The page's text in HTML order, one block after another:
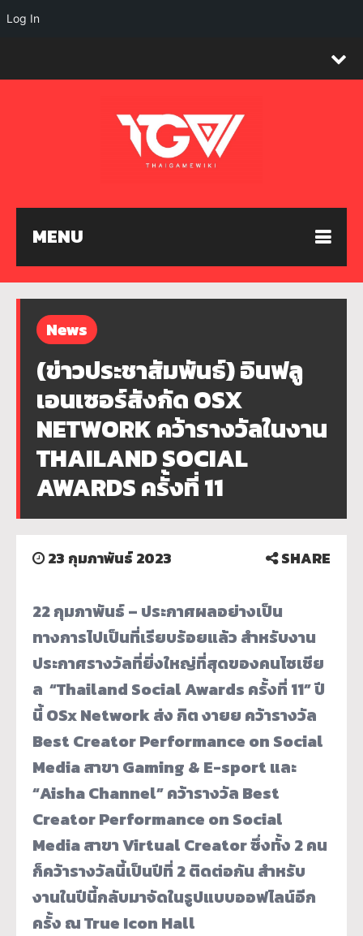
MENU
News
(ข่าวประชาสัมพันธ์) อินฟลู
เอนเซอร์สังกัด OSX
NETWORK คว้ารางวัลในงาน
THAILAND SOCIAL
AWARDS ครั้งที่ 11
23 กุมภาพันธ์ 2023 SHARE
22 กุมภาพันธ์ – ประกาศผลอย่างเป็น
ทางการไปเป็นที่เรียบร้อยแล้ว สำหรับงาน
ประกาศรางวัลที่ยิ่งใหญ่ที่สุดของคนโซเชีย
ล “Thailand Social Awards ครั้งที่ 11” ปี
นี้ OSx Network ส่ง กิต งายย คว้ารางวัล
Best Creator Performance on Social
Media สาขา Gaming & E-sport และ
“Aisha Channel” คว้ารางวัล Best
Creator Performance on Social
Media สาขา Virtual Creator ซึ่งทั้ง 2 คน
ก็คว้ารางวัลนี้เป็นปีที่ 2 ติดต่อกัน สำหรับ
งานในปีนี้กลับมาจัดในรูปแบบออฟไลน์อีก
ครั้ง ณ True Icon Hall
Log In